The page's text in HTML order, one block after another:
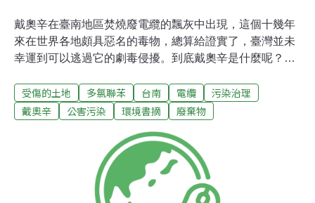
戴奧辛在臺南地區焚燒廢電纜的飄灰中出現，這個十幾年
來在世界各地頗具惡名的毒物，總算給證實了，臺灣並未
幸運到可以逃過它的劇毒侵擾。到底戴奧辛是什麼呢？相
一個「那又是一種危險化學物」的疑點，至於戴奧辛到底
與大眾相關到什麼程度，甚至於對於戴奧辛與民眾自身的
念。誰來監視環境系統？戴奧辛的課題，提供了一個值得
思考的問題，在層次不斷的升高的現代化工業社會，現代
人在每日辛苦賺錢之後，是不是必要或是可不可能不斷去
「認知」他生活經驗範圍以外的事務？戴奧辛這名詞對大
受傷的土地 多氯聯苯 台南 電纜
污染治理
戴奧辛
公害污染 環境書摘 廢棄物